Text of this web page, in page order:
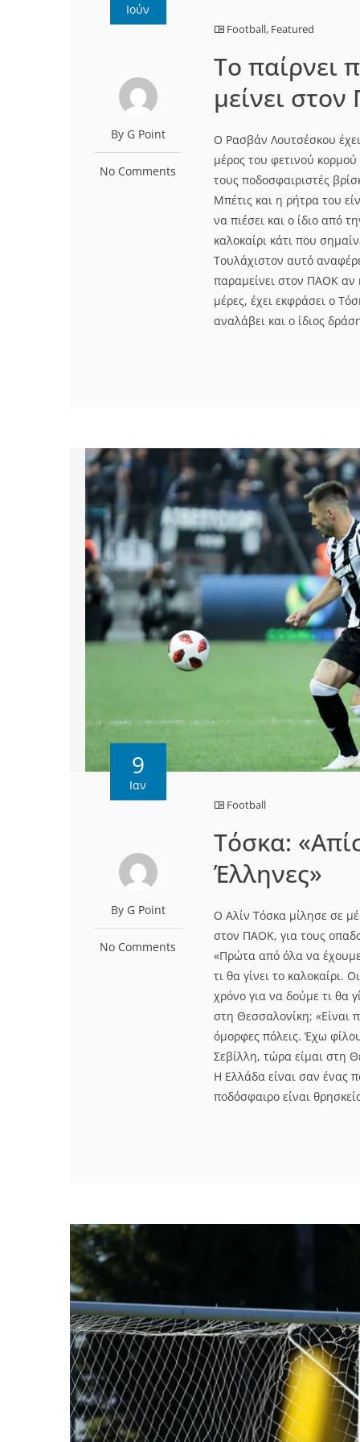
Ιούν
By G Point
No Comments
Football, Featured
Το παίρνει
μείνει
Ο Ρασβάν Λουτσέσκου
μέρος του φετινού
τους ποδοσφαιριστές
Μπέτις και η ρήτρα του
να πιέσει και ο ίδιο από
καλοκαίρι κάτι που
Τουλάχιστον αυτό
παραμείνει στον ΠΑΟΚ αν
μέρες, έχει εκφράσει ο
αναλάβει και ο ίδιος
9
Ιαν
By G Point
No Comments
Football
Τόσκα:
Έλληνες»
Ο Αλίν Τόσκα μίλησε σε
στον ΠΑΟΚ, για τους
«Πρώτα από όλα να
τι θα γίνει το
χρόνο για να δούμε τι θα
στη Θεσσαλονίκη;
όμορφες πόλεις. Έχω
Σεβίλλη, τώρα είμαι στη
Η Ελλάδα είναι σαν ένας
ποδόσφαιρο είναι